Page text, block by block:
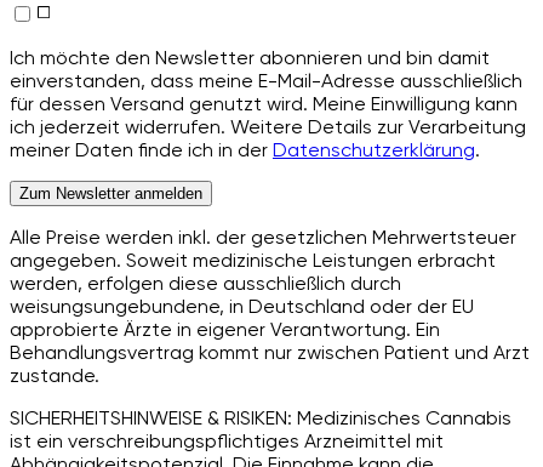
Ich möchte den Newsletter abonnieren und bin damit
einverstanden, dass meine E-Mail-Adresse ausschließlich
für dessen Versand genutzt wird. Meine Einwilligung kann
ich jederzeit widerrufen. Weitere Details zur Verarbeitung
meiner Daten finde ich in der Datenschutzerklärung.
Zum Newsletter anmelden
Alle Preise werden inkl. der gesetzlichen Mehrwertsteuer
angegeben. Soweit medizinische Leistungen erbracht
werden, erfolgen diese ausschließlich durch
weisungsungebundene, in Deutschland oder der EU
approbierte Ärzte in eigener Verantwortung. Ein
Behandlungsvertrag kommt nur zwischen Patient und Arzt
zustande.
SICHERHEITSHINWEISE & RISIKEN: Medizinisches Cannabis
ist ein verschreibungspflichtiges Arzneimittel mit